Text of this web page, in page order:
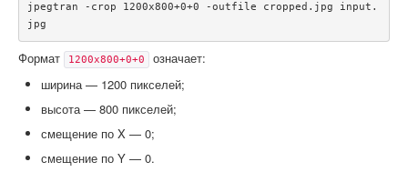
jpegtran -crop 1200x800+0+0 -outfile cropped.jpg input.
jpg
Формат 1200x800+0+0
означает:
ширина — 1200 пикселей;
высота — 800 пикселей;
смещение по X — 0;
смещение по Y — 0.